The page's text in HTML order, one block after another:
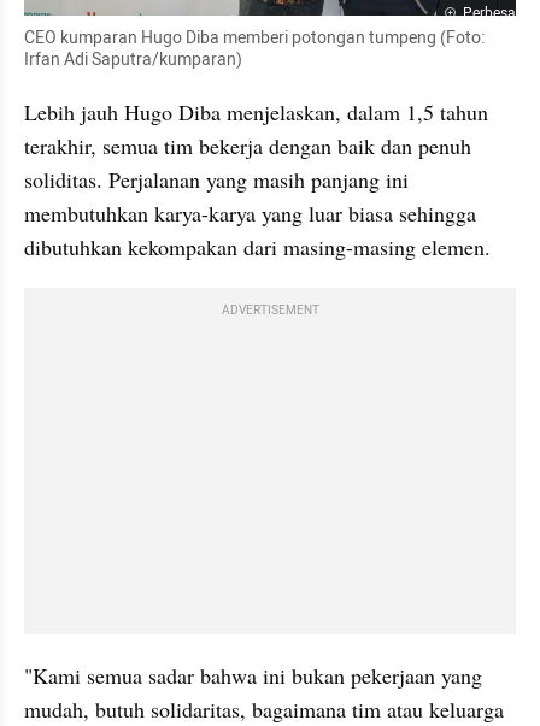
Perbesar
CEO kumparan Hugo Diba memberi potongan tumpeng (Foto:
Irfan Adi Saputra/kumparan)
Lebih jauh Hugo Diba menjelaskan, dalam 1,5 tahun
terakhir, semua tim bekerja dengan baik dan penuh
soliditas. Perjalanan yang masih panjang ini
membutuhkan karya-karya yang luar biasa sehingga
dibutuhkan kekompakan dari masing-masing elemen.
ADVERTISEMENT
"Kami semua sadar bahwa ini bukan pekerjaan yang